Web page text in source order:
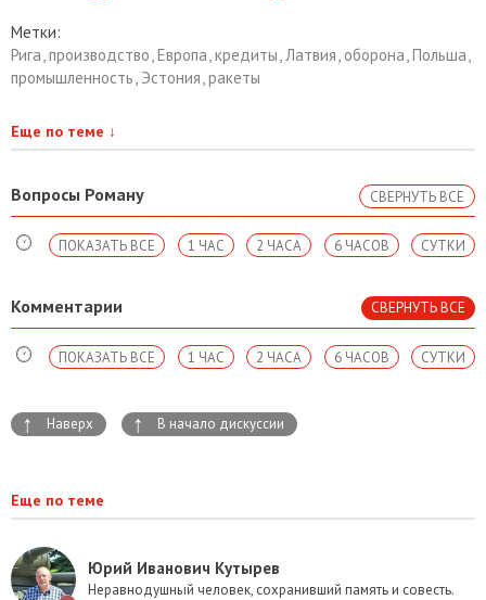
Метки:
Рига,производство,Европа,кредиты,Латвия, оборона,Польша,
промышленность, Эстония,ракеты
Еще по теме ↓
Вопросы Роману СВЕРНУТЬ ВСЕ
СУТКИ
6 ЧАСОВ
2 ЧАСА
1 ЧАС
ПОКАЗАТЬ ВСЕ
Комментарии СВЕРНУТЬ ВСЕ
СУТКИ
6 ЧАСОВ
2 ЧАСА
1 ЧАС
ПОКАЗАТЬ ВСЕ
↑ Наверх ↑ В начало дискуссии
Еще по теме
Юрий Иванович Кутырев
Неравнодушный человек, сохранивший память и совесть.